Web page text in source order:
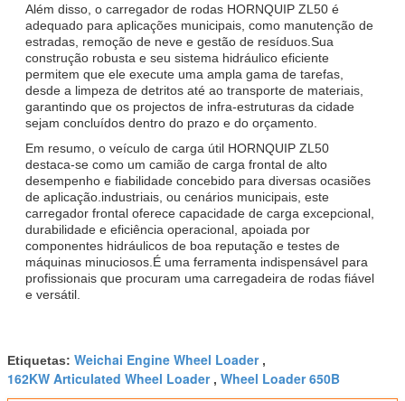
Além disso, o carregador de rodas HORNQUIP ZL50 é
adequado para aplicações municipais, como manutenção de
estradas, remoção de neve e gestão de resíduos.Sua
construção robusta e seu sistema hidráulico eficiente
permitem que ele execute uma ampla gama de tarefas,
desde a limpeza de detritos até ao transporte de materiais,
garantindo que os projectos de infra-estruturas da cidade
sejam concluídos dentro do prazo e do orçamento.
Em resumo, o veículo de carga útil HORNQUIP ZL50
destaca-se como um camião de carga frontal de alto
desempenho e fiabilidade concebido para diversas ocasiões
de aplicação.industriais, ou cenários municipais, este
carregador frontal oferece capacidade de carga excepcional,
durabilidade e eficiência operacional, apoiada por
componentes hidráulicos de boa reputação e testes de
máquinas minuciosos.É uma ferramenta indispensável para
profissionais que procuram uma carregadeira de rodas fiável
e versátil.
Etiquetas: Weichai Engine Wheel Loader,
162KW Articulated Wheel Loader, Wheel Loader 650B